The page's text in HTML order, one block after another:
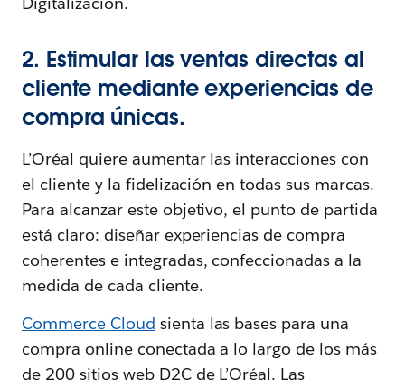
2. Estimular las ventas directas al
cliente mediante experiencias de
compra únicas.
L’Oréal quiere aumentar las interacciones con
el cliente y la fidelización en todas sus marcas.
Para alcanzar este objetivo, el punto de partida
está claro: diseñar experiencias de compra
coherentes e integradas, confeccionadas a la
medida de cada cliente.
Commerce Cloud sienta las bases para una
compra online conectada a lo largo de los más
de 200 sitios web D2C de L’Oréal. Las